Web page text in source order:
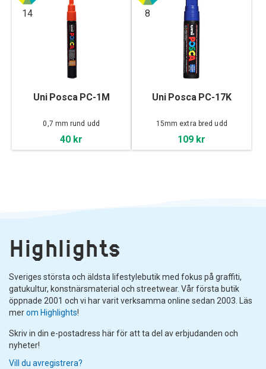
14
Uni Posca PC-1M
0,7 mm rund udd
40 kr
8
Uni Posca PC-17K
15mm extra bred udd
109 kr
Highlights
Sveriges största och äldsta lifestylebutik med fokus på graffiti,
gatukultur, konstnärsmaterial och streetwear. Vår första butik
öppnade 2001 och vi har varit verksamma online sedan 2003. Läs
merom Highlights!
Skriv in din e-postadress här för att ta del av erbjudanden och
nyheter!
Vill du avregistrera?